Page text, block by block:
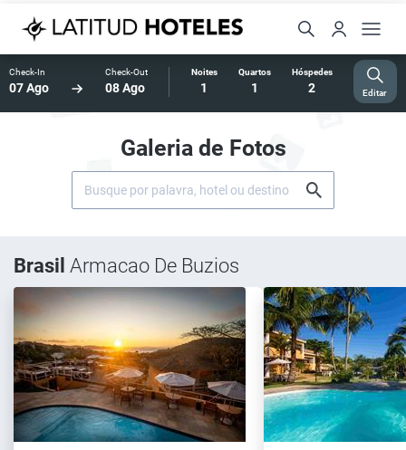
Check-In
07 Ago
Check-Out
08 Ago
Noites
1
Quartos
1
Hóspedes
2 Editar
Galeria de Fotos
Brasil Armacao De Buzios